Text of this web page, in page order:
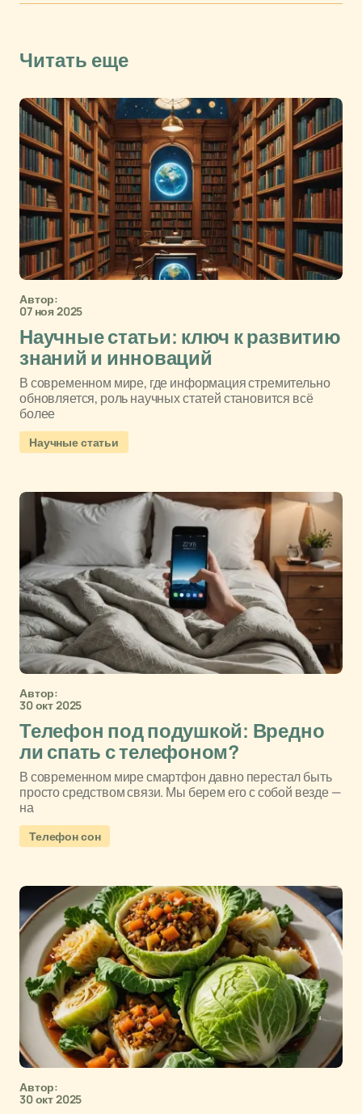
Читать еще
Автор:
07 ноя 2025
Научные статьи: ключ к развитию
знаний и инноваций
В современном мире, где информация стремительно
обновляется, роль научных статей становится всё
более
Научные статьи
Автор:
30 окт 2025
Телефон под подушкой: Вредно
ли спать с телефоном?
В современном мире смартфон давно перестал быть
просто средством связи. Мы берем его с собой везде —
на
Телефон сон
Автор:
30 окт 2025